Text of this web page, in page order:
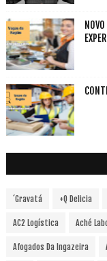
´Gravatá +Q Delicia
AC2 Logística Aché
Afogados Da Ingazeira